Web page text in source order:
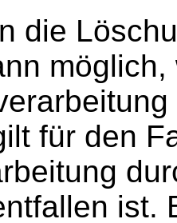
die
für den
ist.